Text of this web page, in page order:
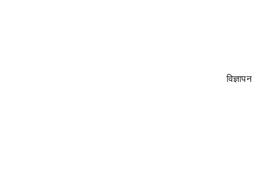
विज्ञापन